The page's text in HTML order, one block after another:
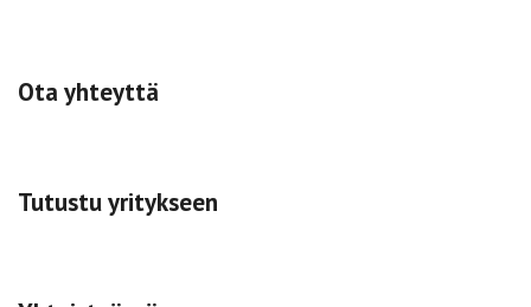
Ota yhteyttä
Tutustu yritykseen